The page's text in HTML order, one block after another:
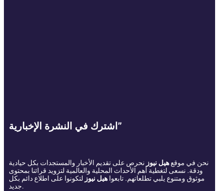
اشترك في النشرة الإخبارية”
نحن في موقعهيل نيوز نحرص على تقديم الأخبار والمستجدات بكل حيادية
ودقة. نسعى لتغطية أهم الأحداث المحلية والعالمية لتزويد قرائنا بمحتوى
موثوق ومتنوع يلبي تطلعاتهم. تابعوا هيل نيوز لتكونوا على اطلاع دائم بكل
جديد.